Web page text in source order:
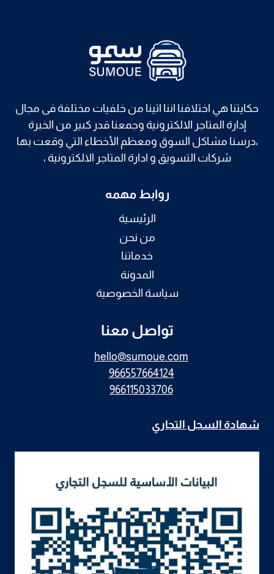
حكايتنا هي اختلافنا اننا اتينا من خلفيات مختلفة فى مجال
إدارة المتاجر الالكترونية وجمعنا قدر كبير من الخبرة
،درسنا مشاكل السوق ومعظم الأخطاء التي وقعت بها
شركات التسويق و ادارة المتاجر الالكترونية ،
روابط مهمه
الرئيسية
من نحن
خدماتنا
المدونة
سياسة الخصوصية
تواصل معنا
hello@sumoue.com
966557664124
966115033706
شهادة السجل التجاري